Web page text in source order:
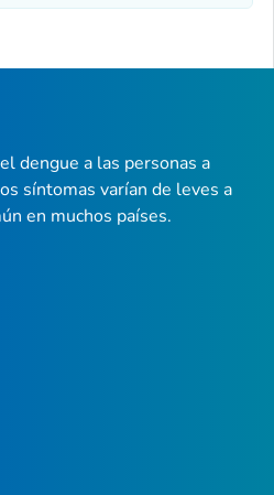
dengue a las personas a
síntomas varían de leves a
en muchos países.